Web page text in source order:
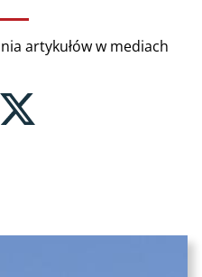
artykułów w mediach